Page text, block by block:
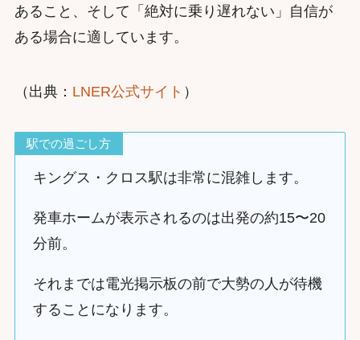
あること、そして「絶対に乗り遅れない」自信が
ある場合に適しています。
（出典： LNER公式サイト ）
駅での過ごし方
キングス・クロス駅は非常に混雑します。
発車ホームが表示されるのは出発の約15〜20
分前。
それまでは電光掲示板の前で大勢の人が待機
することになります。